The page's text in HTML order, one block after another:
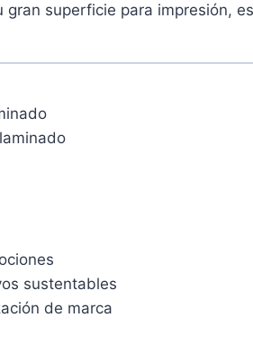
superficie para impresión,
sustentables
de marca